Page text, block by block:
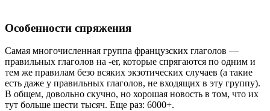
Особенности спряжения
Самая многочисленная группа французских глаголов —
правильных глаголов на -er, которые спрягаются по одним и
тем же правилам безо всяких экзотических случаев (а такие
есть даже у правильных глаголов, не входящих в эту группу).
В общем, довольно скучно, но хорошая новость в том, что их
тут больше шести тысяч. Еще раз: 6000+.